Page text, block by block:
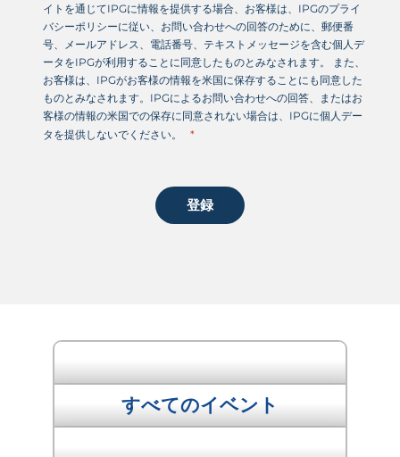
イトを通じてIPGに情報を提供する場合、お客様は、IPGのプライ
バシーポリシーに従い、お問い合わせへの回答のために、郵便番
号、メールアドレス、電話番号、テキストメッセージを含む個人デ
ータをIPGが利用することに同意したものとみなされます。 また、
お客様は、IPGがお客様の情報を米国に保存することにも同意した
ものとみなされます。IPGによるお問い合わせへの回答、またはお
客様の情報の米国での保存に同意されない場合は、IPGに個人デー
タを提供しないでください。
登録
すべてのイベント